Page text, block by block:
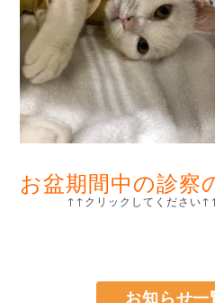
お盆期間中の診察
↑↑クリックしてください
お知らせ一